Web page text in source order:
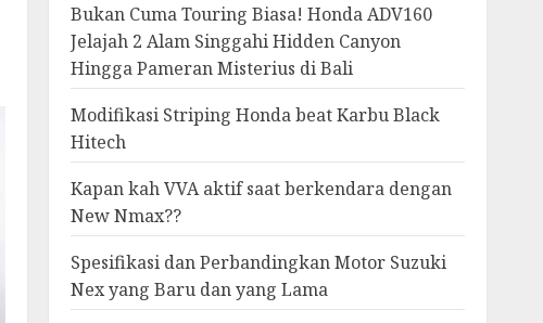
Bukan Cuma Touring Biasa! Honda ADV160
Jelajah 2 Alam Singgahi Hidden Canyon
Hingga Pameran Misterius di Bali
Modifikasi Striping Honda beat Karbu Black
Hitech
Kapan kah VVA aktif saat berkendara dengan
New Nmax??
Spesifikasi dan Perbandingkan Motor Suzuki
Nex yang Baru dan yang Lama